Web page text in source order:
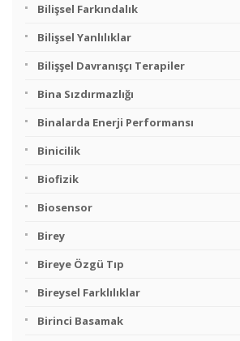
Bilişsel Farkındalık
Bilişsel Yanlılıklar
Bilişşel Davranışçı Terapiler
Bina Sızdırmazlığı
Binalarda Enerji Performansı
Binicilik
Biofizik
Biosensor
Birey
Bireye Özgü Tıp
Bireysel Farklılıklar
Birinci Basamak